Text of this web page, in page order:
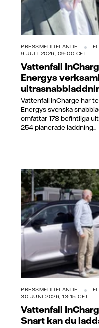
PRESSMEDDELANDE
9 JULI 2026, 09:00 CET
Vattenfall
Energys
Vattenfall InCharge har
Energys svenska
omfattar 178 befintliga
254 planerade laddning...
PRESSMEDDELANDE
30 JUNI 2026, 13:15 CET
Vattenfall
Snart kan du